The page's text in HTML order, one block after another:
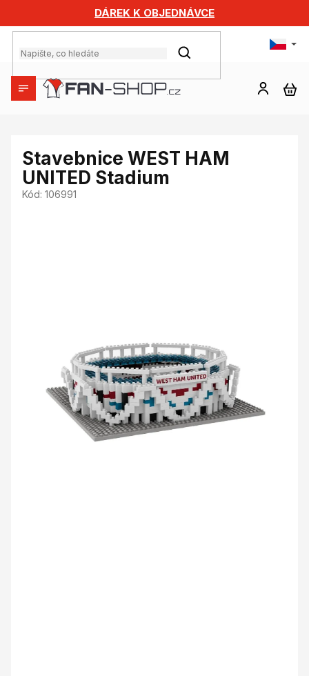
obsah
DÁREK K OBJEDNÁVCE
HLEDAT
Stavebnice WEST HAM
UNITED Stadium
Kód: 106991